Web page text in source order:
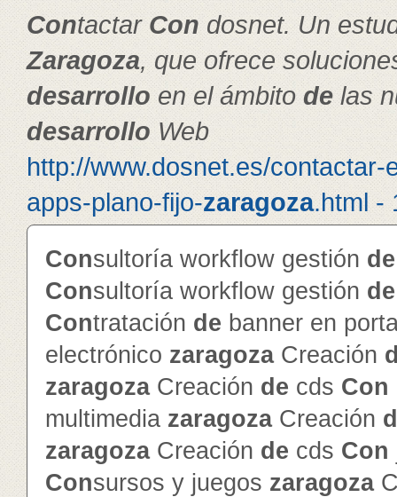
ContactarCondosnet. Un
Zaragoza, que ofrece
desarrolloen el ámbitodelas
desarrolloWeb
http://www.dosnet.es/contactar-
apps-plano-fijo-zaragoza.html -
Consultoría workflow gestión de
Consultoría workflow gestión de
Contratación de banner en
electrónico zaragozaCreación
zaragozaCreación de cds Con
multimedia zaragozaCreación
zaragozaCreación de cds Con
Consursos y juegos zaragoza